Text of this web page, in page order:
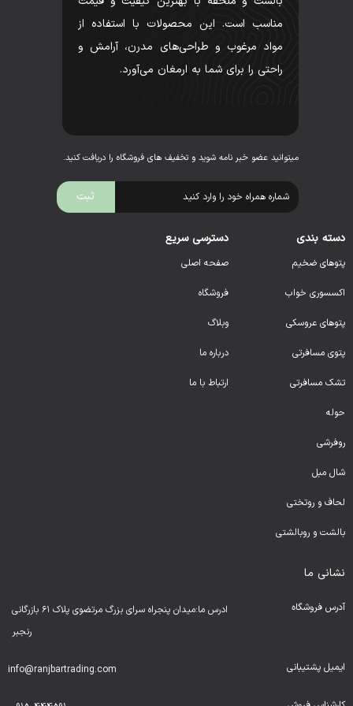
مناسب است. این محصولات با استفاده از
مواد مرغوب و طراحی‌های مدرن، آرامش و
راحتی را برای شما به ارمغان می‌آورد.
میتوانید عضو خبر نامه شوید و تخفیف های فروشگاه را دریافت کنید.
دسته بندی
پتوهای ضخیم
اکسسوری خواب
پتوهای عروسکی
پتوی مسافرتی
تشک مسافرتی
حوله
روفرشی
شال مبل
لحاف و روتختی
بالشت و روبالشتی
دسترسی سریع
صفحه اصلی
فروشگاه
وبلاگ
درباره ما
ارتباط با ما
نشانی ما
آدرس فروشگاه
ادرس ما:میدان پنجراه سرای بزرگ مرتضوی پلاک ۶۱ بازرگانی
رنجبر
ایمیل پشتیبانی info@ranjbartrading.com